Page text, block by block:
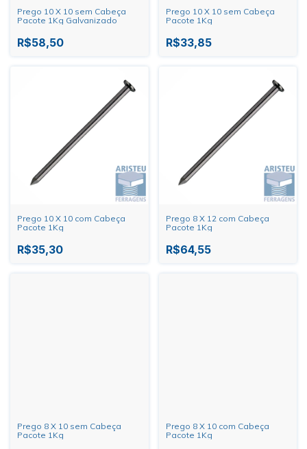
Prego 10 X 10 sem Cabeça
Pacote 1Kg Galvanizado
R$58,50
Prego 10 X 10 sem Cabeça
Pacote 1Kg
R$33,85
Prego 10 X 10 com Cabeça
Pacote 1Kg
R$35,30
Prego 8 X 12 com Cabeça
Pacote 1Kg
R$64,55
Prego 8 X 10 sem Cabeça
Pacote 1Kg
Prego 8 X 10 com Cabeça
Pacote 1Kg